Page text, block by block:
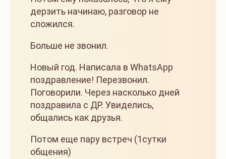
дерзить начинаю, разговор не
сложился.
Больше не звонил.
Новый год. Написала в WhatsApp
поздравление! Перезвонил.
Поговорили. Через насколько дней
поздравила с ДР. Увиделись,
общались как друзья.
Потом еще пару встреч (1сутки
общения)